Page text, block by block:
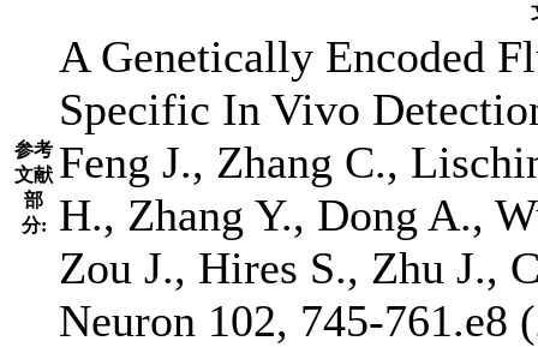
参考
文献
部
分:
A Genetically Encoded
Specific In Vivo
Feng J., Zhang C.,
H., Zhang Y., Dong A.,
Zou J., Hires S., Zhu J.,
Neuron 102, 745-761.e8